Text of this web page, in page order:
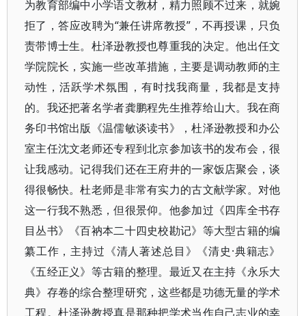
为教育部编中小学语文教材，精力照顾不过来，就婉
拒了，答应改聘为“兼任讲席教授”，不再授课，只负
责带博士生。杜泽逊教授也尊重我的决定。他出任文
学院院长，实施一些改革措施，主要是调动教师的主
动性，活跃学术氛围，有时找我商量，我都是支持
的。我还把著名学者龚鹏程先生推荐给山大。我在商
务印书馆出版《温儒敏谈读书》，杜泽逊教授和办公
室主任沈文老师还专程到北京参加该书的发布会，很
让我感动。记得我们还在王府井的一家饭店聚会，谈
得很畅快。杜老师是非常有实力的古文献学家。对他
这一行我不熟悉，但很景仰。他参加过《四库全书存
目丛书》《百衲本二十四史校勘记》等大型古籍的编
纂工作，主持过《清人著述总目》《清史·典籍志》
《五经正义》等古籍的整理。最近又在主持《永乐大
典》存卷的综合整理研究，这些都是功德无量的学术
工程。杜泽逊教授真是那种把学术当作自己志业的幸